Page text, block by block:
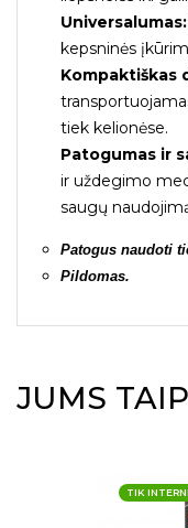
Universalumas:
kepsninės
Kompaktiškas
tiek kelionėse.
Patogumas ir
ir uždegimo
saugų
Patogus naudoti
Pildomas.
JUMS
TIK